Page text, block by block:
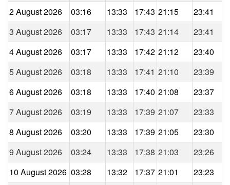
2 August 2026
03:16 13:33 17:43 21:15
23:41
3 August 2026
03:17 13:33 17:43 21:14
23:41
4 August 2026
03:17 13:33 17:42 21:12
23:40
5 August 2026
03:18 13:33 17:41 21:10
23:39
6 August 2026
03:18 13:33 17:40 21:08
23:37
7 August 2026
03:19 13:33 17:39 21:07
23:33
8 August 2026
03:20 13:33 17:39 21:05
23:30
9 August 2026
03:24 13:33 17:38 21:03
23:26
10 August 2026 03:28 13:32 17:37 21:01
23:23